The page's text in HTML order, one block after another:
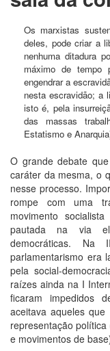
Os marxistas
deles, pode criar a
nenhuma ditadura
máximo de
engendrar a
nesta escravidão; a
isto é, pela
das massas
Estatismo e
O grande debate
caráter da mesma, o
nesse processo.
rompe com uma
movimento
pautada na via
democráticas. Na
parlamentarismo era
pela social-
raízes ainda na I
ficaram impedidos
aceitava aqueles
representação
e movimentos de